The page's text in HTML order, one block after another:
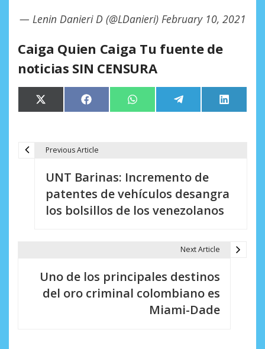
— Lenin Danieri D (@LDanieri) February 10, 2021
Caiga Quien Caiga Tu fuente de
noticias SIN CENSURA
Compartir
en
X
(Twitter)
Compartir
en
Facebook Compartir
en
WhatsApp Compartir
en
Telegram
en
LinkedIn
Previous Article
UNT Barinas: Incremento de
patentes de vehículos desangra
los bolsillos de los venezolanos
Next Article
Uno de los principales destinos
del oro criminal colombiano es
Miami-Dade